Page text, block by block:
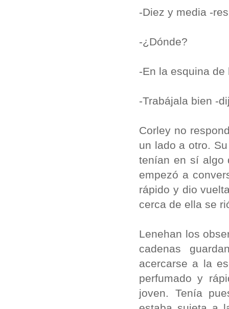
-Diez y media -
-¿Dónde?
-En la esquina
-Trabájala bien -
Corley no
un lado a otro.
tenían en sí algo
empezó a
rápido y dio
cerca de ella se
Lenehan los
cadenas
acercarse a la
perfumado y
joven. Tenía